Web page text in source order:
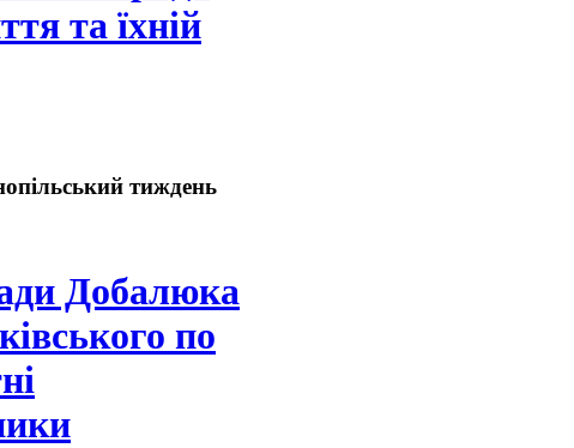
та їхній
тиждень
Добалюка
по